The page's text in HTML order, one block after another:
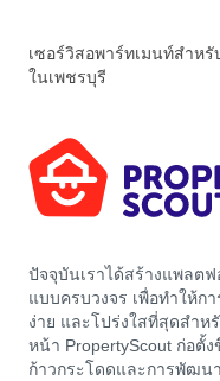
เซอร์วิสอพาร์ทเมนท์สำหรั
ในเพชรบุรี
ปัจจุบันเราได้สร้างแพลต
แบบครบวงจร เพื่อทำให้ก
ง่าย และโปร่งใสที่สุดสำห
หน้า PropertyScout ก่อตั้
ก้าวกระโดดและการพัฒน